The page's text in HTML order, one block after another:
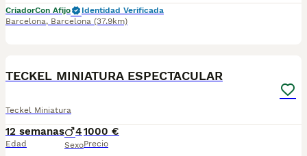
CriadorCon Afijo
Identidad Verificada
Barcelona, Barcelona (37.9km)
TECKEL MINIATURA ESPECTACULAR
Teckel Miniatura
12 semanas
Edad
4
Sexo
1000 €
Precio